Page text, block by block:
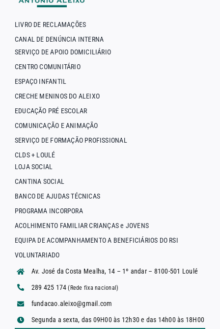
LIVRO DE RECLAMAÇÕES
CANAL DE DENÚNCIA INTERNA
SERVIÇO DE APOIO DOMICILIÁRIO
CENTRO COMUNITÁRIO
ESPAÇO INFANTIL
CRECHE MENINOS DO ALEIXO
EDUCAÇÃO PRÉ ESCOLAR
COMUNICAÇÃO E ANIMAÇÃO
SERVIÇO DE FORMAÇÃO PROFISSIONAL
CLDS + LOULÉ
LOJA SOCIAL
CANTINA SOCIAL
BANCO DE AJUDAS TÉCNICAS
PROGRAMA INCORPORA
ACOLHIMENTO FAMILIAR CRIANÇAS e JOVENS
EQUIPA DE ACOMPANHAMENTO A BENEFICIÁRIOS DO RSI
VOLUNTARIADO
Av. José da Costa Mealha, 14 – 1º andar – 8100-501 Loulé
289 425 174(Rede fixa nacional)
fundacao.aleixo@gmail.com
Segunda a sexta, das 09H00 às 12h30 e das 14h00 às 18H00